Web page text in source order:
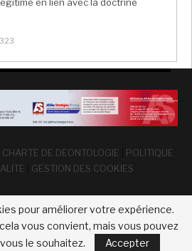
en lien avec la doctrine
CHARTE DE DEONTOLOGIE
POLITIQUE
GESTION DES COOKIES
France. Tous droits réservés
pour améliorer votre expérience.
vous convient, mais vous pouvez
le souhaitez.
Accepter